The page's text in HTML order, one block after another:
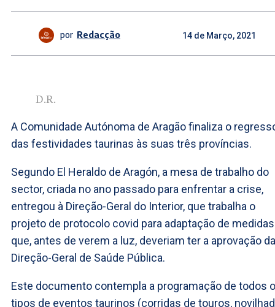
por Redacção 14 de Março, 2021
D.R.
A Comunidade Autónoma de Aragão finaliza o
das festividades taurinas às suas três províncias.
Segundo El Heraldo de Aragón, a mesa de trabalho do
sector, criada no ano passado para enfrentar a crise,
entregou à Direção-Geral do Interior, que trabalha o
projeto de protocolo covid para adaptação de medidas
que, antes de verem a luz, deveriam ter a aprovação da
Direção-Geral de Saúde Pública.
Este documento contempla a programação de todos
tipos de eventos taurinos (corridas de touros,